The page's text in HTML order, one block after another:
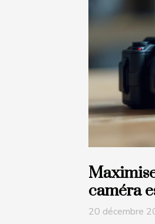
caméra
20 décembre